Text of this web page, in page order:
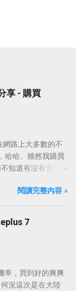
享 - 購買
網路上大多數的不
哈哈。雖然我購買
知道有沒有含業
閱讀完整內容 »
7
率，買到好的爽爽
況這次是在大陸